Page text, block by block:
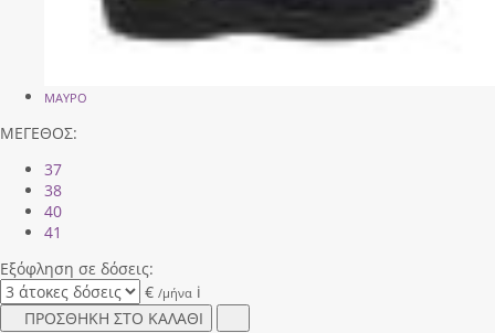
ΜΑΥΡΟ
ΜΕΓΕΘΟΣ:
37
38
40
41
Εξόφληση σε δόσεις:
€ /μήνα i
ΠΡΟΣΘΗΚΗ ΣΤΟ ΚΑΛΑΘΙ